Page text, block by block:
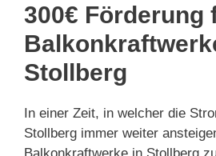
300€ Förderung
Stollberg
In einer Zeit, in welcher die
Stollberg immer weiter
Balkonkraftwerke in Stollberg